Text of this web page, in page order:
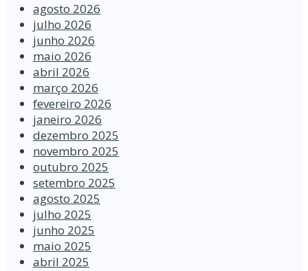
agosto 2026
julho 2026
junho 2026
maio 2026
abril 2026
março 2026
fevereiro 2026
janeiro 2026
dezembro 2025
novembro 2025
outubro 2025
setembro 2025
agosto 2025
julho 2025
junho 2025
maio 2025
abril 2025